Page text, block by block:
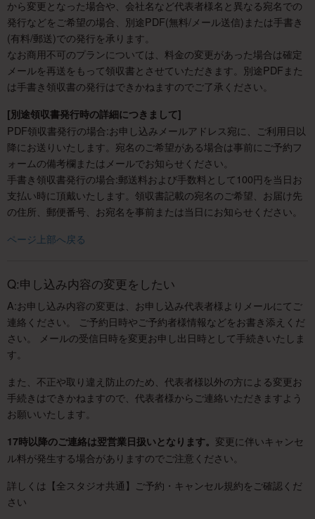
から変更となった場合や、会社名など代表者様名と異なる宛名での
発行などをご希望の場合、別途PDF(無料/メール送信)または手書き
(有料/郵送)での発行を承ります。
なお商用不可のプランについては、料金の変更があった場合は確定
メールを再送をもって領収書とさせていただきます。別途PDFまた
は手書き領収書の発行はできかねますのでご了承ください。
[別途領収書発行時の詳細につきまして]
PDF領収書発行の場合:お申し込みメールアドレス宛に、ご利用日以
降にお送りいたします。宛名のご希望がある場合は事前にご予約フ
ォームの備考欄またはメールでお知らせください。
手書き領収書発行の場合:郵送料および手数料として100円を当日お
支払い時に頂戴いたします。領収書記載の宛名のご希望、お届け先
の住所、郵便番号、お宛名を事前または当日にお知らせください。
ページ上部へ戻る
Q:申し込み内容の変更をしたい
A:お申し込み内容の変更は、お申し込み代表者様よりメールにてご
連絡ください。 ご予約日時やご予約者様情報などをお書き添えくだ
さい。 メールの受信日時を変更お申し出日時として手続きいたしま
す。
また、不正や取り違え防止のため、代表者様以外の方による変更お
手続きはできかねますので、代表者様からご連絡いただきますよう
お願いいたします。
17時以降のご連絡は翌営業日扱いとなります。 変更に伴いキャンセ
ル料が発生する場合がありますのでご注意ください。
詳しくは【全スタジオ共通】ご予約・キャンセル規約をご確認くだ
さい